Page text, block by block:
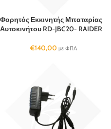
Φορητός Εκκινητής Μπαταρίας
Αυτοκινήτου RD-JBC20- RAIDER
€140,00 με ΦΠΑ